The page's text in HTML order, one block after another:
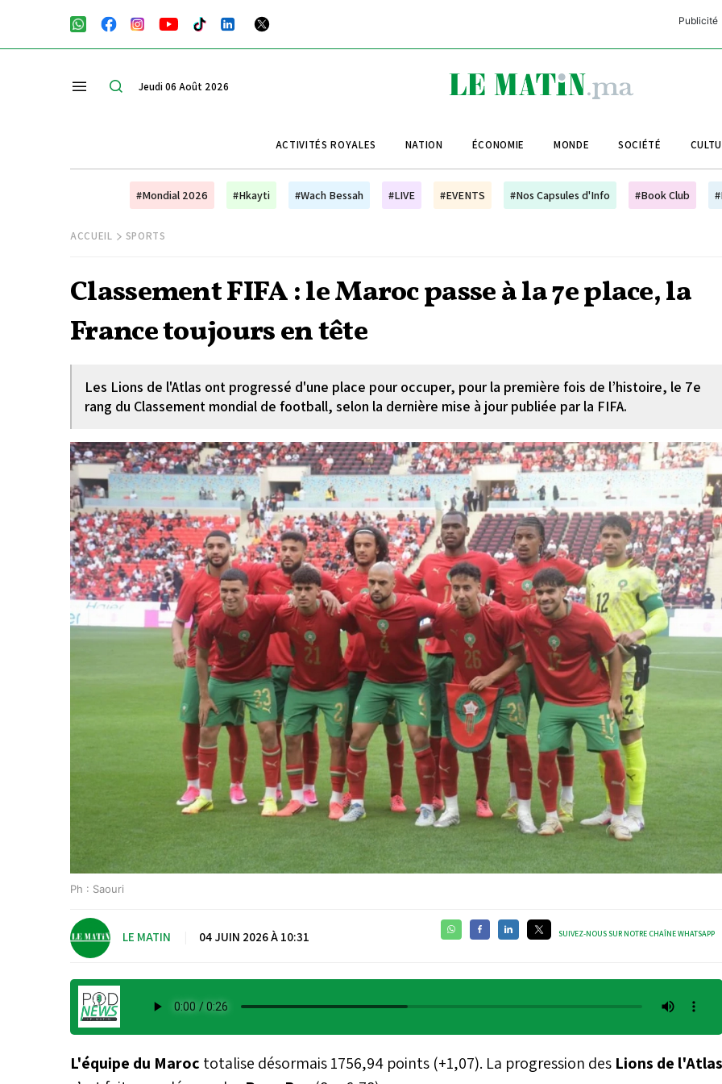
Publicité
Jeudi 06 Août 2026
ACTIVITÉS ROYALES NATION ÉCONOMIE MONDE SOCIÉTÉ
#Mondial 2026 #Hkayti #Wach Bessah #LIVE #EVENTS #Nos Capsules d'Info #Book Club
ACCUEIL SPORTS
Classement FIFA : le Maroc passe à la 7e place, la
France toujours en tête
Les Lions de l'Atlas ont progressé d'une place pour occuper, pour la première fois de l’histoire, le 7e
rang du Classement mondial de football, selon la dernière mise à jour publiée par la FIFA.
Ph : Saouri
LE MATIN 04 JUIN 2026 À 10:31 SUIVEZ-NOUS SUR NOTRE CHAÎNE WHATSAPP
L'équipe du Maroc totalise désormais 1756,94 points (+1,07). La progression des Lions de l'Atlas